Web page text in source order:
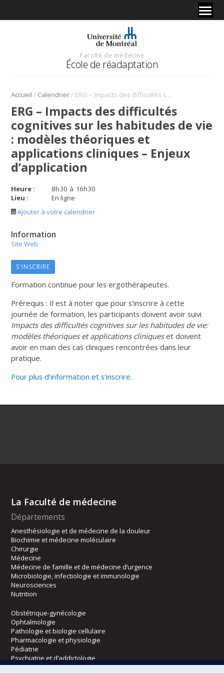
Faculté de médecine
École de réadaptation
Accueil / Calendrier/ ERG – Impacts des difficultés cognitives sur les habitudes de vie : modèles théoriques et applications cliniques – Enjeux d’application
ERG – Impacts des difficultés
cognitives sur les habitudes de vie
: modèles théoriques et
applications cliniques – Enjeux
d’application
Heure : 8h30 à 16h30
Lieu :
En ligne
Ajouter à votre calendrier
Information
Site Web
S'INSCRIRE
Formation continue pour les ergothérapeutes.
Prérequis : Il est à noter que pour s’inscrire à cette
journée de formation, les participants doivent avoir suivi
Impacts des difficultés cognitives sur les habitudes de vie:
modèles théoriques et applications cliniqueset doivent
avoir en main des cas cliniques rencontrées dans leur
pratique.
Pour plus d’information et s’inscrire.
La Faculté de médecine
Départements
Anesthésiologie et de médecine de la douleur
Biochimie et médecine moléculaire
Chirurgie
Médecine
Médecine de famille et de médecine d’urgence
Microbiologie, infectiologie et immunologie
Neurosciences
Nutrition
Obstétrique-gynécologie
Ophtalmologie
Pathologie et biologie cellulaire
Pharmacologie et physiologie
Pédiatrie
Psychiatrie et d’addictologie
Radiologie, radio-oncologie et médecine nucléaire